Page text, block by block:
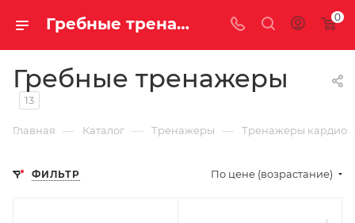
Гребные тренажеры купить недорого с доставкой 0
Гребные тренажеры
13
Главная — Каталог — Тренажеры — Тренажеры кардио
ФИЛЬТР По цене (возрастание)